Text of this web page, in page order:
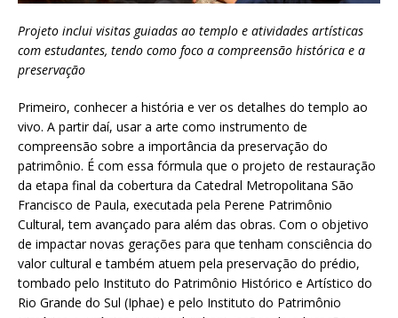
Projeto inclui visitas guiadas ao templo e atividades artísticas
com estudantes, tendo como foco a compreensão histórica e a
preservação
Primeiro, conhecer a história e ver os detalhes do templo ao
vivo. A partir daí, usar a arte como instrumento de
compreensão sobre a importância da preservação do
patrimônio. É com essa fórmula que o projeto de restauração
da etapa final da cobertura da Catedral Metropolitana São
Francisco de Paula, executada pela Perene Patrimônio
Cultural, tem avançado para além das obras. Com o objetivo
de impactar novas gerações para que tenham consciência do
valor cultural e também atuem pela preservação do prédio,
tombado pelo Instituto do Patrimônio Histórico e Artístico do
Rio Grande do Sul (Iphae) e pelo Instituto do Patrimônio